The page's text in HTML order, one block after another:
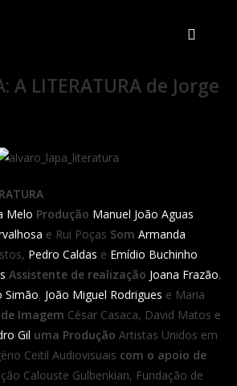
A LITERATURA de Jorge
Melo Produção Manuel João Aguas
e Rui Poças Som Armanda
Pedro Caldas e Emídio Buchinho
Assistente de realização Joana Frazão,
Simão, João Miguel Rodrigues e Maria
Imagem César Casaca, David Matos e
Gil uma Produção Artistas Unidos em
Ceitil Audiovisuais com o apoio de
Calouste Gulbenkian, Fundação de